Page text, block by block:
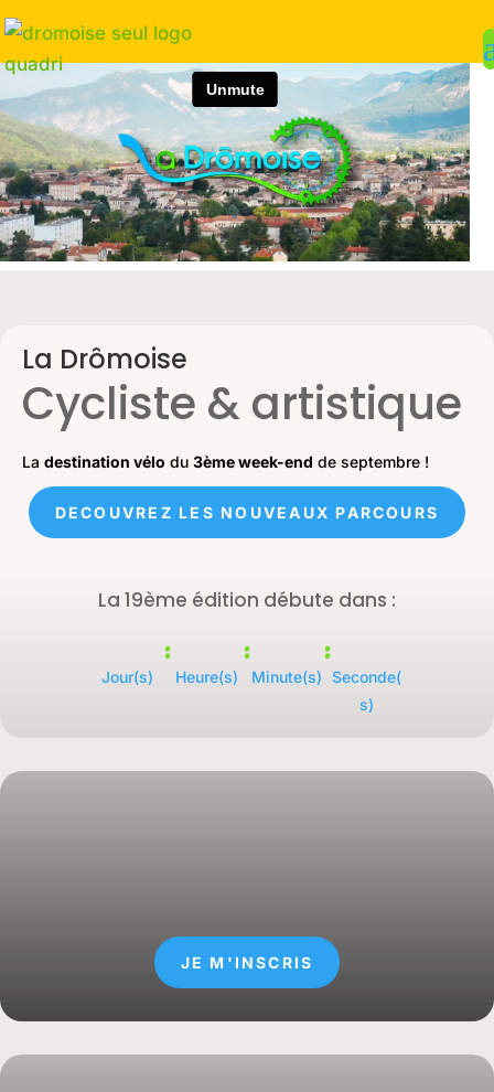
La Drômoise
Cycliste & artistique
La destination vélo du 3ème week-end de septembre !
DECOUVREZ LES NOUVEAUX PARCOURS
La 19ème édition débute dans :
Jour(s)
:
Heure(s)
:
Minute(s)
:
Seconde(
s)
JE M'INSCRIS